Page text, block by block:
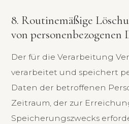
8. Routinemäßige
von personenbezogenen
Der für die Verarbeitung
verarbeitet und speichert
Daten der betroffenen
Zeitraum, der zur
Speicherungszwecks